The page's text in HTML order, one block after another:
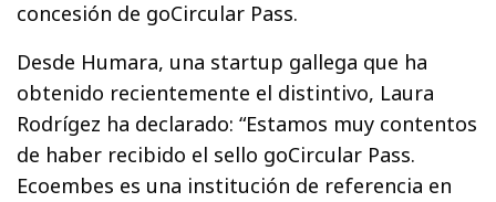
concesión de goCircular Pass.
Desde Humara, una startup gallega que ha
obtenido recientemente el distintivo, Laura
Rodrígez ha declarado: “Estamos muy contentos
de haber recibido el sello goCircular Pass.
Ecoembes es una institución de referencia en